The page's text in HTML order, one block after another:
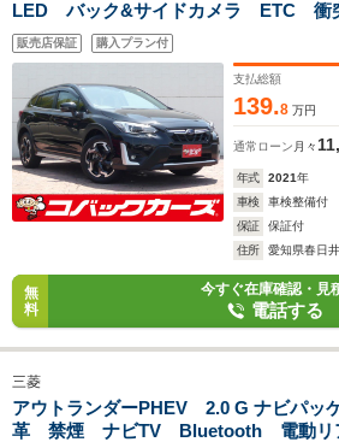
LED バック&サイドカメラ ETC 衝
シート レーダークルーズコントロー
販売店保証 購入プラン付
支払総額
139.8 万円
通常ローン 月々
年式 2021年
車検
車検整備付
保証
保証付
住所
愛知県春日
無
料
今すぐ在庫確認・見
電話する
三菱
アウトランダーPHEV 2.0 G ナビパ
革 禁煙 ナビTV Bluetooth 電動リ